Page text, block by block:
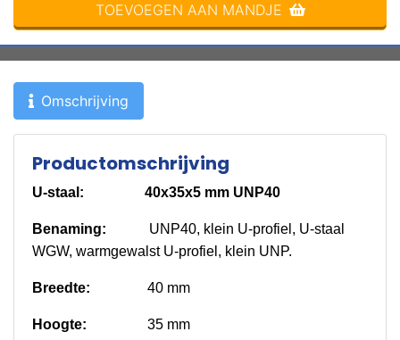
TOEVOEGEN AAN MANDJE
Omschrijving
Productomschrijving
U-staal: 40x35x5 mm UNP40
Benaming: UNP40, klein U-profiel, U-staal
WGW, warmgewalst U-profiel, klein UNP.
Breedte: 40 mm
Hoogte: 35 mm